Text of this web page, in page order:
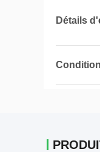
Détails